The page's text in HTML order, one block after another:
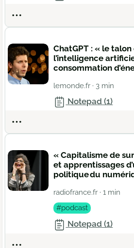
ChatGPT : « le talon
l’intelligence
consommation
lemonde.fr · 3 min
Notepad (1)
« Capitalisme de
et apprentissages
politique du
radiofrance.fr · 1 min
#podcast
Notepad (1)